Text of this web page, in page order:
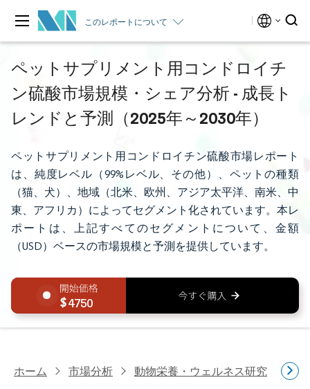
このレポートについて
ペットサプリメント用コンドロイチ
ン硫酸市場規模・シェア分析 - 成長ト
レンドと予測（2025年～2030年）
ペットサプリメント用コンドロイチン硫酸市場レポート
は、純度レベル（99%レベル、その他）、ペットの種類
（猫、犬）、地域（北米、欧州、アジア太平洋、南米、中
東、アフリカ）によってセグメント化されています。本レ
ポートは、上記すべてのセグメントについて、金額
（USD）ベースの市場規模と予測を提供しています。
4750
ホーム 市場分析 動物栄養・ウェルネス研究 ペ